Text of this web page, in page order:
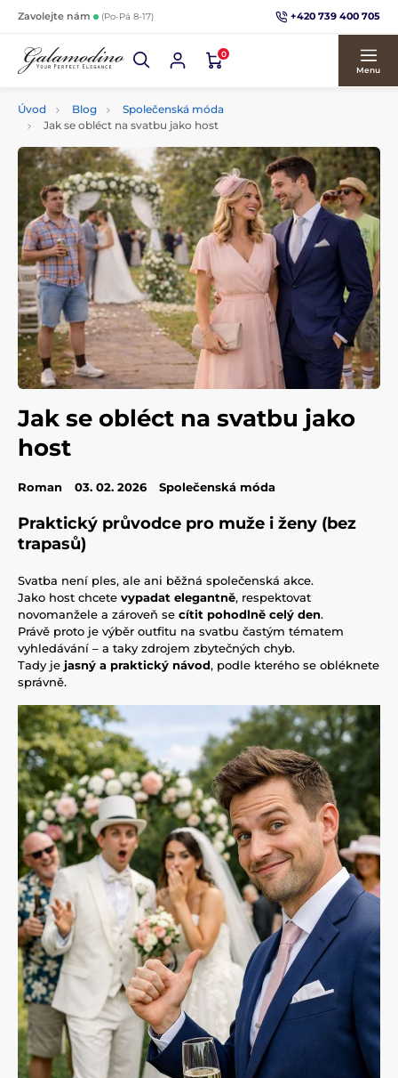
Zavolejte nám (Po-Pá 8-17) +420 739 400 705
0
Menu
Úvod Blog
Společenská móda
Jak se obléct na svatbu jako host
Jak se obléct na svatbu jako
host
Roman 03. 02. 2026 Společenská móda
Praktický průvodce pro muže i ženy (bez
trapasů)
Svatba není ples, ale ani běžná společenská akce.
Jako host chcete vypadat elegantně, respektovat
novomanžele a zároveň se cítit pohodlně celý den.
Právě proto je výběr outfitu na svatbu častým tématem
vyhledávání – a taky zdrojem zbytečných chyb.
Tady je jasný a praktický návod, podle kterého se obléknete
správně.